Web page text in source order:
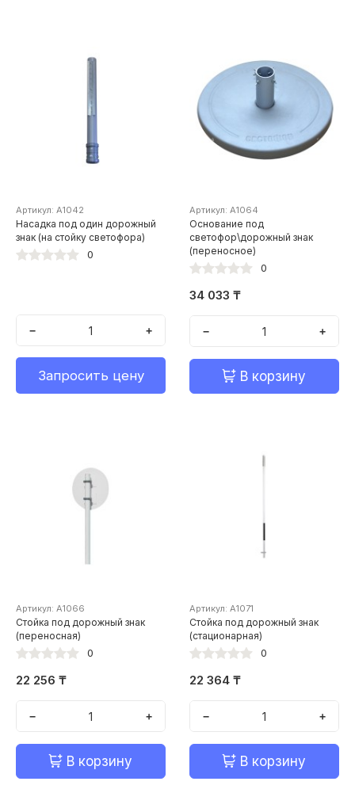
Артикул: А1042
Насадка под один дорожный
знак (на стойку светофора)
0
− +
Запросить цену
Артикул: А1064
Основание под
светофор\дорожный знак
(переносное)
0
34 033 ₸
− +
В корзину
Артикул: А1066
Стойка под дорожный знак
(переносная)
0
22 256 ₸
− +
В корзину
Артикул: А1071
Стойка под дорожный знак
(стационарная)
0
22 364 ₸
− +
В корзину